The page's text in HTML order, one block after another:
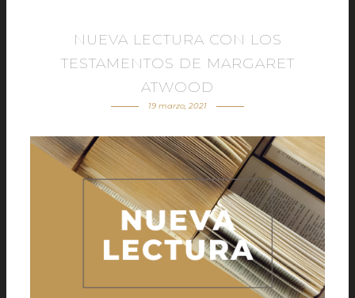
NUEVA LECTURA CON LOS
TESTAMENTOS DE MARGARET
ATWOOD
19 marzo, 2021